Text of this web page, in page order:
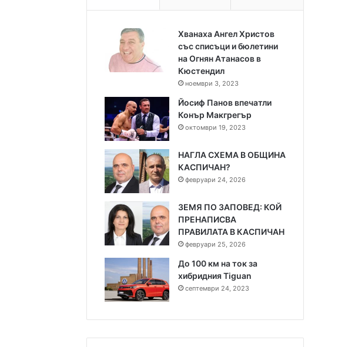
Хванаха Ангел Христов
със списъци и бюлетини
на Огнян Атанасов в
Кюстендил
ноември 3, 2023
Йосиф Панов впечатли
Конър Макгрегър
октомври 19, 2023
НАГЛА СХЕМА В ОБЩИНА
КАСПИЧАН?
февруари 24, 2026
ЗЕМЯ ПО ЗАПОВЕД: КОЙ
ПРЕНАПИСВА
ПРАВИЛАТА В КАСПИЧАН
февруари 25, 2026
До 100 км на ток за
хибридния Tiguan
септември 24, 2023